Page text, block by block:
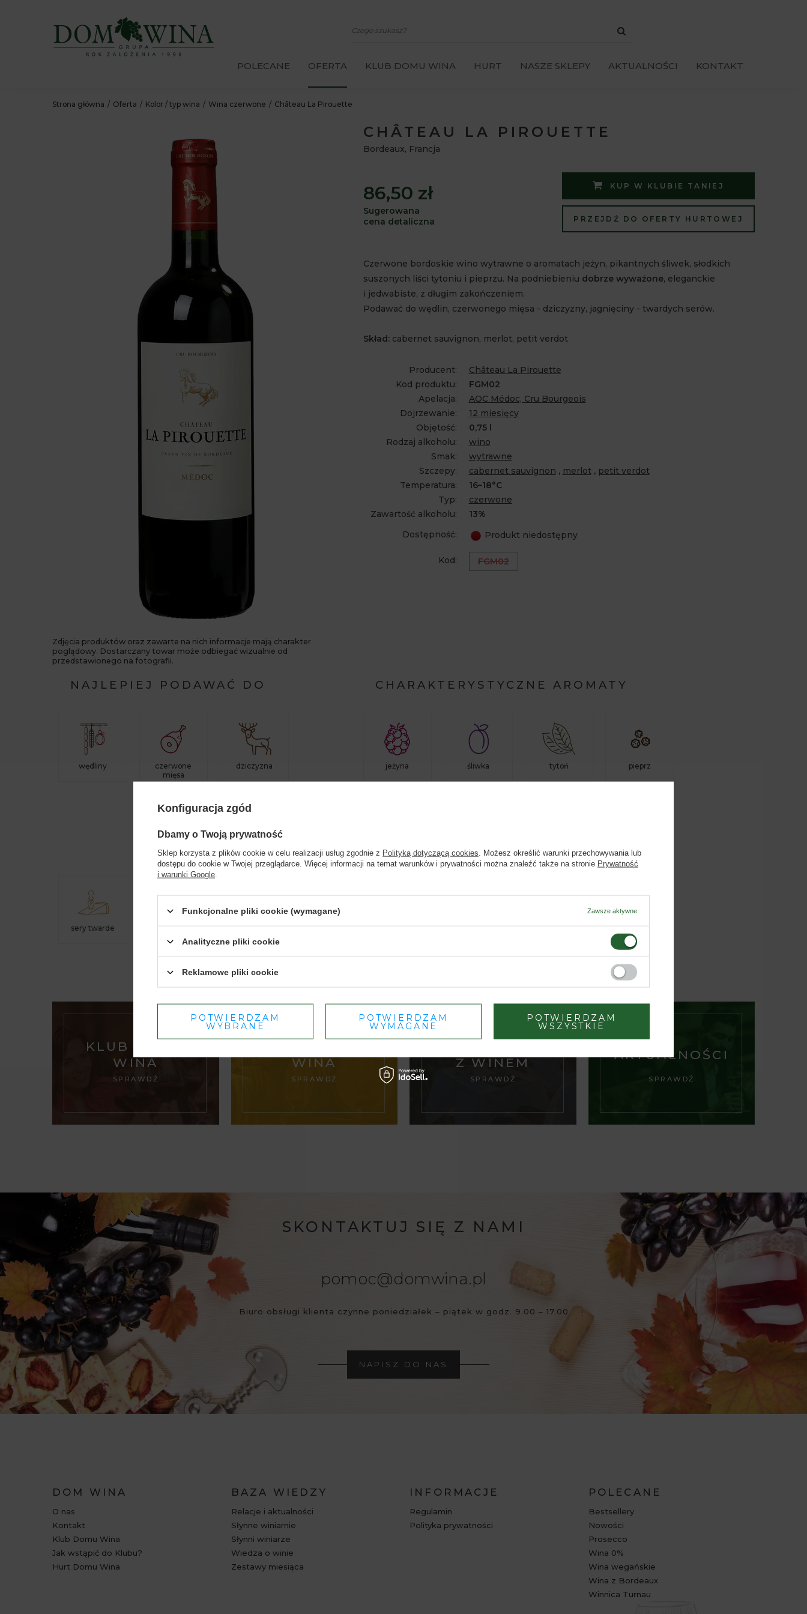
POLECANE OFERTA KLUB DOMU WINA HURT NASZE SKLEPY AKTUALNOŚCI KONTAKT
Strona główna Oferta Kolor / typ wina Wina czerwone Château La Pirouette
CHÂTEAU LA PIROUETTE
Bordeaux, Francja
Zdjęcia produktów oraz zawarte na nich informacje mają charakter
poglądowy. Dostarczany towar może odbiegać wizualnie od
przedstawionego na fotografii.
86,50 zł
Sugerowana
cena detaliczna
KUP W KLUBIE TANIEJ
PRZEJDŹ DO OFERTY HURTOWEJ
Czerwone bordoskie wino wytrawne o aromatach jeżyn, pikantnych śliwek, słodkich
suszonych liści tytoniu i pieprzu. Na podniebieniu dobrze wyważone, eleganckie
i jedwabiste, z długim zakończeniem.
Podawać do wędlin, czerwonego mięsa - dziczyzny, jagnięciny - twardych serów.
Skład: cabernet sauvignon, merlot, petit verdot
Producent:
Château La Pirouette
Kod produktu:
FGM02
Apelacja:
AOC Médoc, Cru Bourgeois
Dojrzewanie:
12 miesięcy
Objętość:
0,75 l
Rodzaj alkoholu:
wino
Smak:
wytrawne
Szczepy:
cabernet sauvignon , merlot , petit verdot
Temperatura:
16–18°C
Typ:
czerwone
Zawartość alkoholu:
13%
Dostępność:
Produkt niedostępny
Kod: FGM02
NAJLEPIEJ PODAWAĆ DO
wędliny
czerwone
mięsa
dziczyzna
sery twarde
CHARAKTERYSTYCZNE AROMATY
jeżyna śliwka tytoń pieprz
KLUB DOMU
WINA
SPRAWDŹ
WINA
SPRAWDŹ
Z WINEM
SPRAWDŹ
AKTUALNOŚCI
SPRAWDŹ
SKONTAKTUJ SIĘ Z NAMI
pomoc@domwina.pl
Biuro obsługi klienta czynne poniedziałek – piątek w godz. 9.00 – 17.00
NAPISZ DO NAS
DOM WINA
O nas
Kontakt
Klub Domu Wina
Jak wstąpić do Klubu?
Hurt Domu Wina
BAZA WIEDZY
Relacje i aktualności
Słynne winiarnie
Słynni winiarze
Wiedza o winie
Zestawy miesiąca
INFORMACJE
Regulamin
Polityka prywatności
POLECANE
Bestsellery
Nowości
Prosecco
Wina 0%
Wina wegańskie
Wina z Bordeaux
Winnica Turnau
Czy masz ukończone 18 lat?
Konfiguracja zgód
Dbamy o Twoją prywatność
Sklep korzysta z plików cookie w celu realizacji usług zgodnie z Polityką dotyczącą cookies . Możesz określić warunki przechowywania lub
dostępu do cookie w Twojej przeglądarce. Więcej informacji na temat warunków i prywatności można znaleźć także na stronie Prywatność
i warunki Google
Funkcjonalne pliki cookie (wymagane) Zawsze aktywne
Analityczne pliki cookie
Reklamowe pliki cookie
POTWIERDZAM
WYBRANE
POTWIERDZAM
WYMAGANE
POTWIERDZAM
WSZYSTKIE